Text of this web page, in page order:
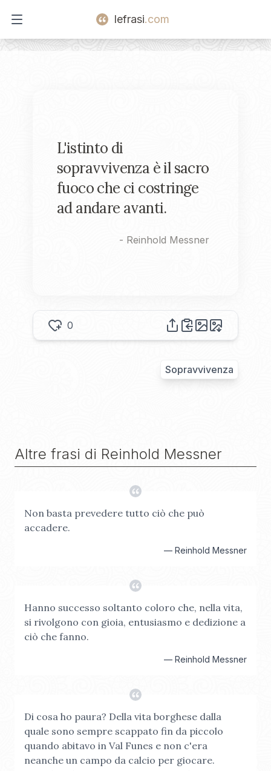
Open main menu
lefrasi.com
L'istinto di
sopravvivenza è il sacro
fuoco che ci costringe
ad andare avanti.
- Reinhold Messner
0
Sopravvivenza
Altre frasi di Reinhold Messner
Non basta prevedere tutto ciò che può
accadere.
— Reinhold Messner
Hanno successo soltanto coloro che, nella vita,
si rivolgono con gioia, entusiasmo e dedizione a
ciò che fanno.
— Reinhold Messner
Di cosa ho paura? Della vita borghese dalla
quale sono sempre scappato fin da piccolo
quando abitavo in Val Funes e non c'era
neanche un campo da calcio per giocare.